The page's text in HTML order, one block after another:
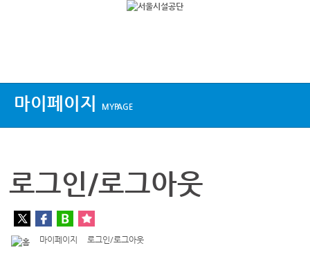
마이페이지 MYPAGE
로그인/로그아웃
마이페이지 로그인/로그아웃